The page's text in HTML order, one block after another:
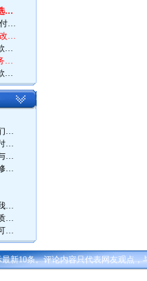
…
付…
改…
…
…
…
…
…
…
…
…
…
…
新10条。评论内容只代表网友观点，